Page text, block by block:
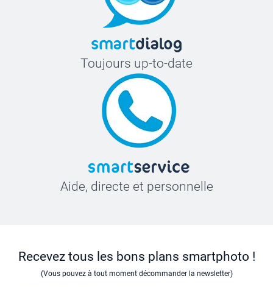
70 cm
M
53 cm
19 cm
L
XL
Toujours up-to-date
Aide, directe et personnelle
Recevez tous les bons plans smartphoto !
(Vous pouvez à tout moment décommander la newsletter)